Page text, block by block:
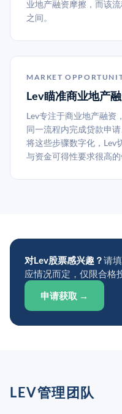
业地产融资摩擦，而该
之间。
MARKET
Lev瞄准商业地产
Lev专注于商业地产融资
同一流程内完成贷款申
将这些步骤数字化，Lev
与资金可得性要求很高的
对Lev股票感兴趣？请
应情况而定，仅限合格
申请获取 →
LEV管理团队